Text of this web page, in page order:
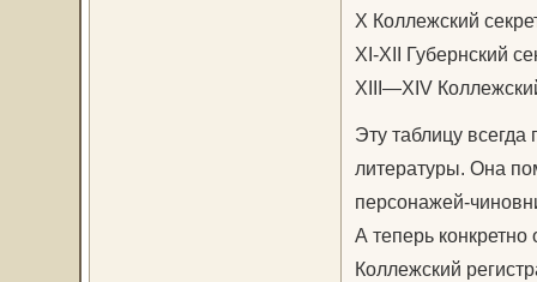
X Коллежский
XI-XII Губернский
XIII—XIV
Эту таблицу всегда
литературы. Она
персонажей-
А теперь конкретно
Коллежский